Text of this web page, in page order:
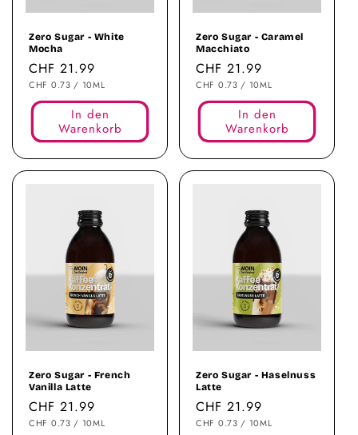
Zero Sugar - White
Mocha
Normaler
Preis
CHF 21.99
STÜCKPREIS
CHF 0.73 / PRO
10ML
In den
Warenkorb
Zero Sugar - Caramel
Macchiato
Normaler
Preis
CHF 21.99
STÜCKPREIS
CHF 0.73 / PRO
10ML
In den
Warenkorb
Zero Sugar - French
Vanilla Latte
Normaler
Preis
CHF 21.99
STÜCKPREIS
CHF 0.73 / PRO
10ML
Zero Sugar - Haselnuss
Latte
Normaler
Preis
CHF 21.99
STÜCKPREIS
CHF 0.73 / PRO
10ML